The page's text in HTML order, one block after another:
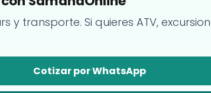
y transporte. Si quieres ATV,
Cotizar por WhatsApp